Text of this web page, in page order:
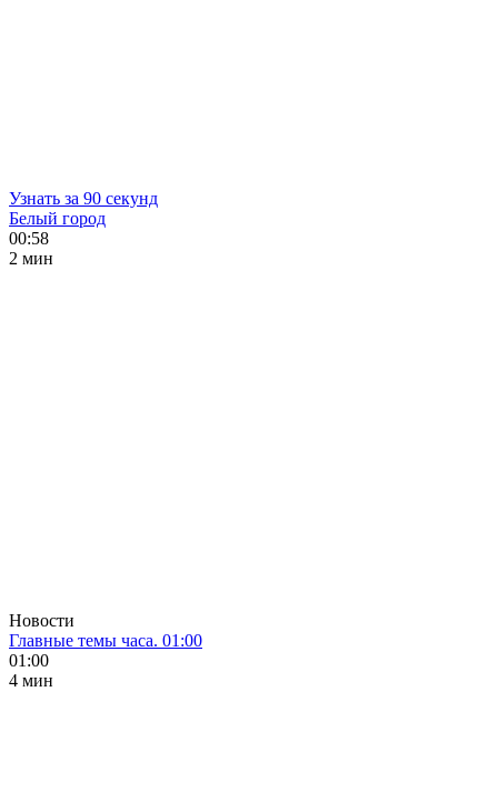
Узнать за 90 секунд
Белый город
00:58
2 мин
Новости
Главные темы часа. 01:00
01:00
4 мин